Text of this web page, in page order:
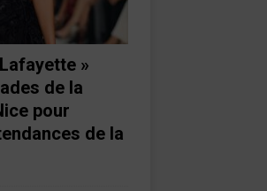
»
de la
pour
de la